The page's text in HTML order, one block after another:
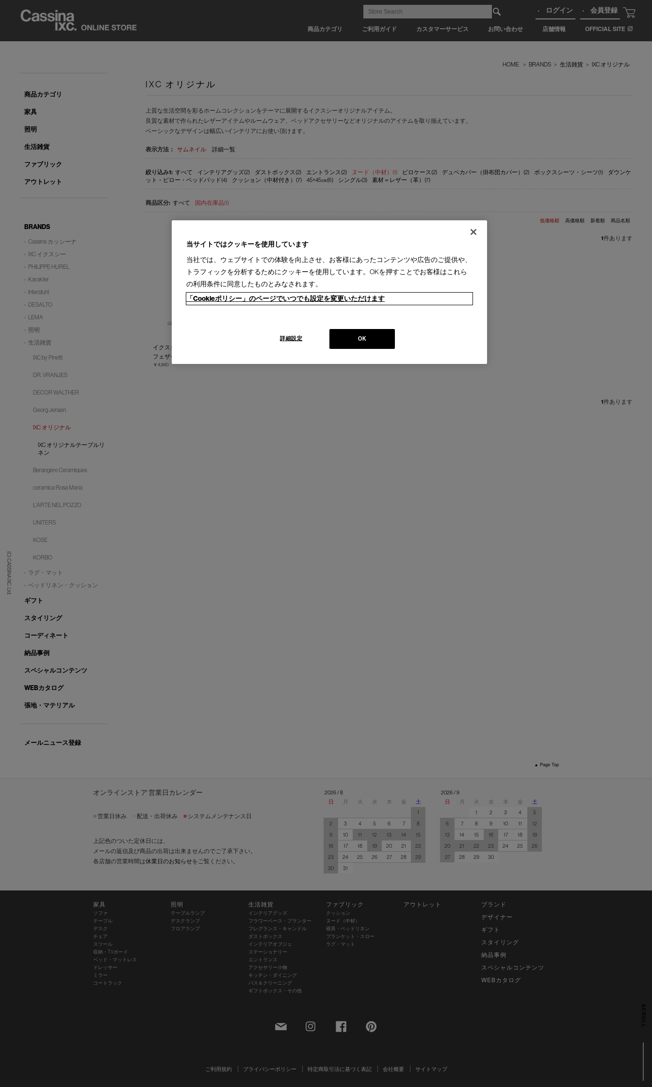
商品カテゴリ ご利用ガイド カスタマーサービス お問い合わせ 店舗情報 OFFICIAL SITE
ログイン 会員登録
(C) CASSINA IXC. Ltd.
SCROLL
HOME > BRANDS > 生活雑貨 > IXC オリジナル
IXC オリジナル
上質な生活空間を彩るホームコレクションをテーマに展開するイクスシーオリジナルアイテム。
良質な素材で作られたレザーアイテムやルームウェア、ベッドアクセサリーなどオリジナルのアイテムを取り揃えています。
ベーシックなデザインは幅広いインテリアにお使い頂けます。
表示方法： サムネイル 詳細一覧
すべて インテリアグッズ(2) ダストボックス(2) エントランス(2) ヌード（中材）(1) ピロケース(2) デュベカバー（掛布団カバー）(2) ボックスシーツ・シーツ(1)
ダウンケ
ット・ピロー・ベッドパッド(4)
クッション（中材付き）(7) 45×45㎝(6) シングル(3) 素材＝レザー（革）(7)
すべて 国内在庫品(1)
低価格順 高価格順 新着順 商品名順
1件あります
イクスシークッション・ヌード (中材)
フェザー100％ 50 x 50cm
￥4,840
1件あります
商品カテゴリ
家具
照明
生活雑貨
ファブリック
アウトレット
BRANDS
Cassina カッシーナ
IXC イクスシー
PHILIPPE HUREL
Karakter
Interstuhl
DESALTO
LEMA
照明
生活雑貨
IXC by Pinetti
DR. VRANJES
DECOR WALTHER
Georg Jensen
IXC オリジナル
IXC オリジナルテーブルリ
ネン
Berangere Ceramiques
ceramica Rosa Maria
L'ARTE NEL POZZO
UNITERS
KOSE
KORBO
ラグ・マット
ベッドリネン・クッション
ギフト
スタイリング
コーディネート
納品事例
スペシャルコンテンツ
WEBカタログ
張地・マテリアル
メールニュース登録
▲ Page Top
オンラインストア 営業日カレンダー
営業日休み 配送・出荷休み ■ システムメンテナンス日
上記色のついた定休日には、
メールの返信及び商品の出荷は出来ませんのでご了承下さい。
各店舗の営業時間は休業日のお知らせをご覧ください。
2026 / 8
日
月 火 水 木 金
土
1
2
3 4 5 6 7
8
9
10 11 12 13 14
15
16
17 18 19 20 21
22
23
24 25 26 27 28
29
30
31
2026 / 9
日
月 火 水 木 金
土
1
2 3 4
5
6
7 8 9 10 11
12
13
14 15 16 17 18
19
20
21 22 23 24 25
26
27
28 29 30
家具
ソファ
テーブル
デスク
チェア
スツール
収納・TVボード
ベッド・マットレス
ドレッサー
ミラー
コートラック
照明
テーブルランプ
デスクランプ
フロアランプ
生活雑貨
インテリアグッズ
フラワーベース・プランター
フレグランス・キャンドル
ダストボックス
インテリアオブジェ
ステーショナリー
エントランス
アクセサリー小物
キッチン・ダイニング
バス＆クリーニング
ギフトボックス・その他
ファブリック
クッション
ヌード（中材）
寝具・ベッドリネン
ブランケット・スロー
ラグ・マット
アウトレット
ブランド
デザイナー
ギフト
スタイリング
納品事例
スペシャルコンテンツ
WEBカタログ
ご利用規約 プライバシーポリシー 特定商取引法に基づく表記 会社概要 サイトマップ
当サイトではクッキーを使用しています
当社では、ウェブサイトでの体験を向上させ、お客様にあったコンテンツや広告のご提供や、
トラフィックを分析するためにクッキーを使用しています。OKを押すことでお客様はこれら
の利用条件に同意したものとみなされます。
「Cookieポリシー」のページでいつでも設定を変更いただけます
OK
詳細設定